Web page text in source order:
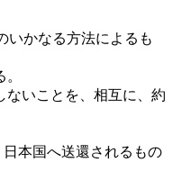
いかなる方法によるも
ないことを、相互に、約
本国へ送還されるもの